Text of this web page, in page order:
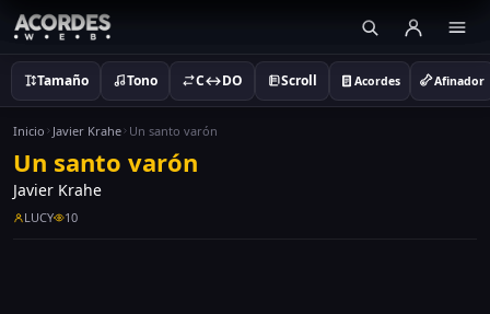
Tamaño Tono C↔DO Scroll Acordes Afinador
Inicio Javier Krahe Un santo varón
Un santo varón
Javier Krahe
LUCY 10